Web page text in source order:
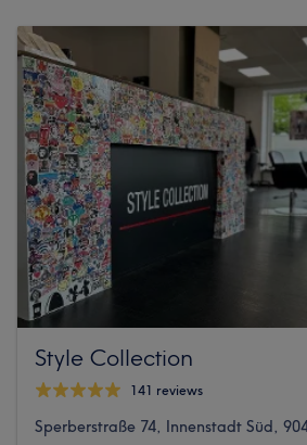
Style Collection
141 reviews
Sperberstraße 74, Innenstadt Süd,